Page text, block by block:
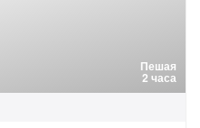
Пешая
2 часа